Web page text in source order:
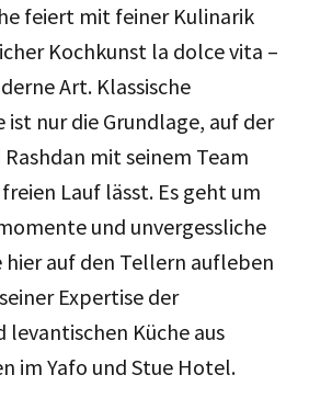
feiert mit feiner Kulinarik
Kochkunst la dolce vita –
Art. Klassische
ist nur die Grundlage, auf der
mit seinem Team
Lauf lässt. Es geht um
und unvergessliche
hier auf den Tellern aufleben
Expertise der
Küche aus
im Yafo und Stue Hotel.